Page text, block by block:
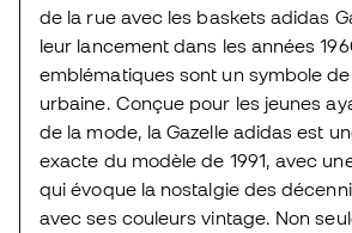
de la rue avec les baskets adidas
leur lancement dans les années
emblématiques sont un symbole
urbaine. Conçue pour les jeunes
de la mode, la Gazelle adidas est
exacte du modèle de 1991, avec
qui évoque la nostalgie des
avec ses couleurs vintage. Non